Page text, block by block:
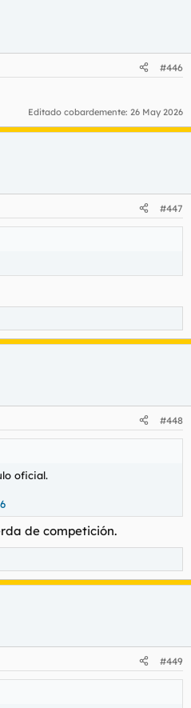
#446
Editado cobardemente: 26 May 2026
#447
#448
oficial.
de competición.
#449